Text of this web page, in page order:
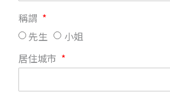
稱謂
先生
小姐
居住城市